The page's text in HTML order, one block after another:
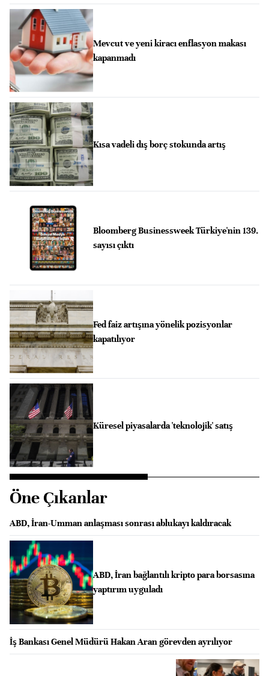
Mevcut ve yeni kiracı enflasyon makası
kapanmadı
Kısa vadeli dış borç stokunda artış
Bloomberg Businessweek Türkiye'nin 139.
sayısı çıktı
Fed faiz artışına yönelik pozisyonlar
kapatılıyor
Küresel piyasalarda 'teknolojik' satış
Öne Çıkanlar
ABD, İran-Umman anlaşması sonrası ablukayı kaldıracak
ABD, İran bağlantılı kripto para borsasına
yaptırım uyguladı
İş Bankası Genel Müdürü Hakan Aran görevden ayrılıyor